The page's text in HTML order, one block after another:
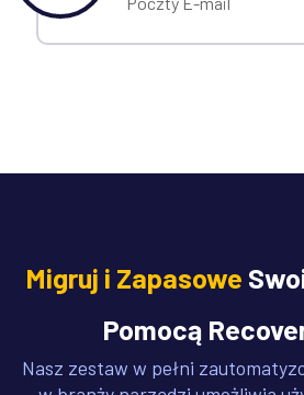
Migruj i Zapasowe
Pomocą
Nasz zestaw w pełni